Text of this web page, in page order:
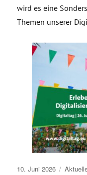
wird es eine
Themen unserer
Veröffentlicht
10. Juni 2026